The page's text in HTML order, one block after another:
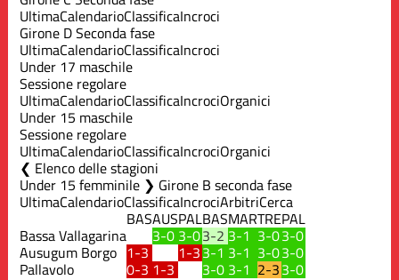
UltimaCalendarioClassificaIncroci
Girone D Seconda fase
UltimaCalendarioClassificaIncroci
Under 17 maschile
Sessione regolare
UltimaCalendarioClassificaIncrociOrganici
Under 15 maschile
Sessione regolare
UltimaCalendarioClassificaIncrociOrganici
Elenco delle stagioni
Under 15 femminile ❯ Girone B seconda fase
UltimaCalendarioClassificaIncrociArbitriCerca
BASAUSPALBASMARTREPAL
Bassa Vallagarina 3-0 3-03-2 3-1 3-03-0
Ausugum Borgo 1-3 1-33-1 3-1 3-03-0
Pallavolo 0-3 1-3 3-0 3-1 2-33-0